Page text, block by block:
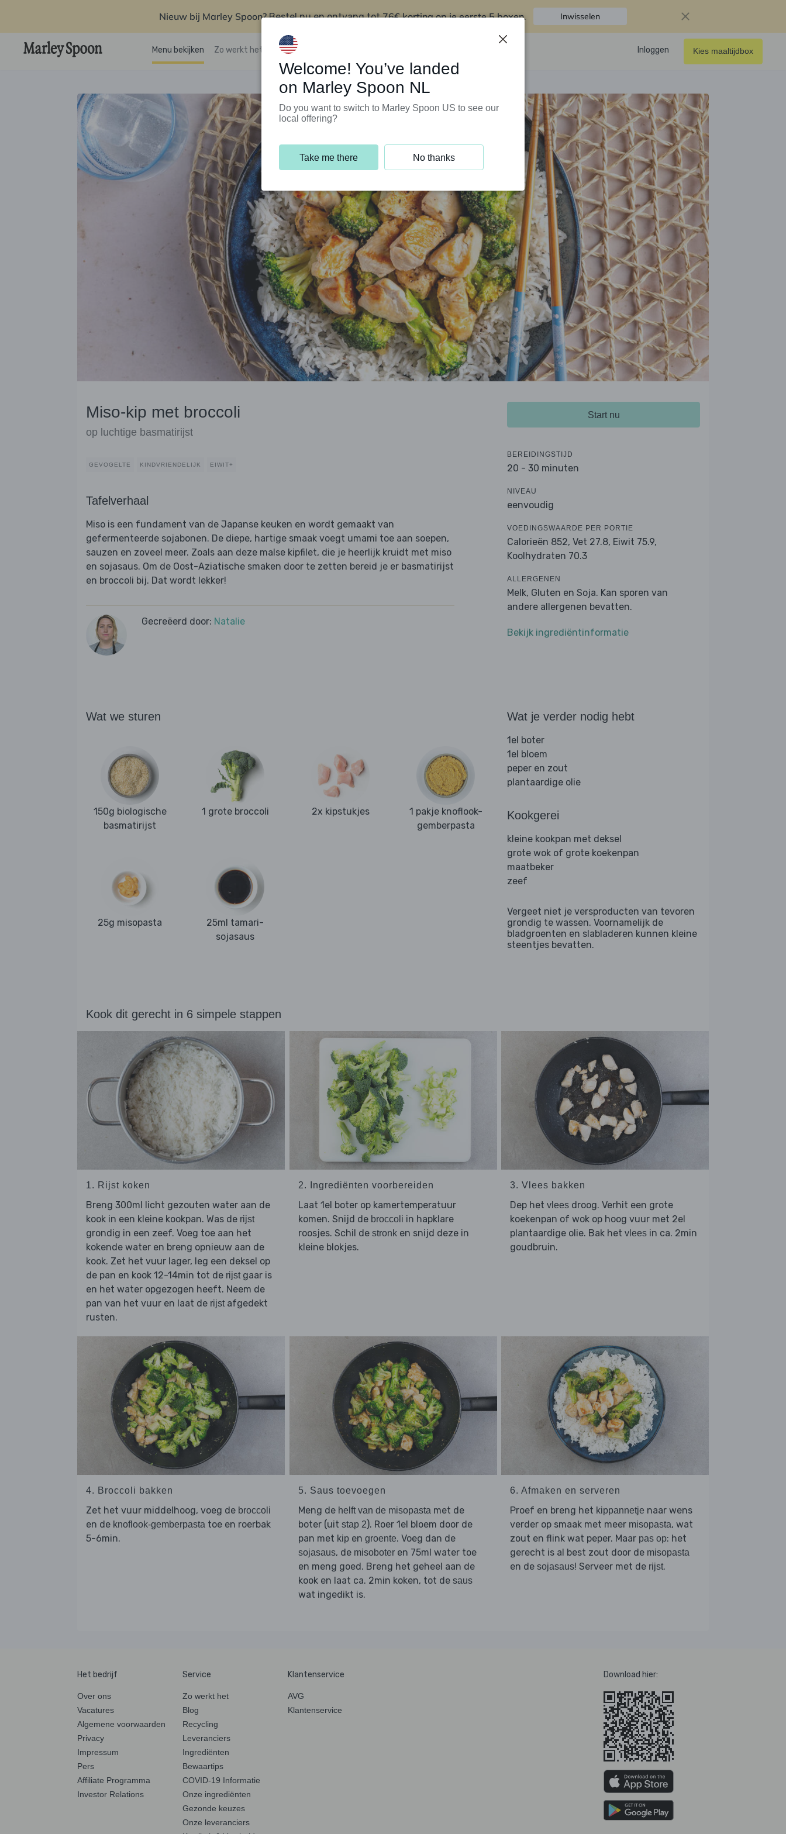
Nieuw bij Marley Spoon?Bestel nu en ontvang tot76€ korting op je eerste 5 boxen. Inwisselen
Menu bekijken Zo werkt het Klantenservice Inloggen Kies maaltijdbox
Miso-kip met broccoli
op luchtige basmatirijst
GEVOGELTE KINDVRIENDELIJK EIWIT+
Tafelverhaal
Miso is een fundament van de Japanse keuken en wordt gemaakt van
gefermenteerde sojabonen. De diepe, hartige smaak voegt umami toe aan soepen,
sauzen en zoveel meer. Zoals aan deze malse kipfilet, die je heerlijk kruidt met miso
en sojasaus. Om de Oost-Aziatische smaken door te zetten bereid je er basmatirijst
en broccoli bij. Dat wordt lekker!
Gecreëerd door: Natalie
Start nu
BEREIDINGSTIJD
20 - 30 minuten
NIVEAU
eenvoudig
VOEDINGSWAARDE PER PORTIE
Calorieën 852, Vet 27.8, Eiwit 75.9,
Koolhydraten 70.3
ALLERGENEN
Melk, Gluten en Soja. Kan sporen van
andere allergenen bevatten.
Bekijk ingrediëntinformatie
Wat we sturen
150g biologische
basmatirijst
1 grote broccoli 2x kipstukjes
1 pakje knoflook-
gemberpasta
25g misopasta
25ml tamari-
sojasaus
Wat je verder nodig hebt
1el boter
1el bloem
peper en zout
plantaardige olie
Kookgerei
kleine kookpan met deksel
grote wok of grote koekenpan
maatbeker
zeef
Vergeet niet je versproducten van tevoren
grondig te wassen. Voornamelijk de
bladgroenten en slabladeren kunnen kleine
steentjes bevatten.
Kook dit gerecht in 6 simpele stappen
1. Rijst koken
Breng 300ml licht gezouten water aan de
kook in een kleine kookpan. Was de rijst
grondig in een zeef. Voeg toe aan het
kokende water en breng opnieuw aan de
kook. Zet het vuur lager, leg een deksel op
de pan en kook 12-14min tot de rijstgaar is
en het water opgezogen heeft. Neem de
pan van het vuur en laat de rijstafgedekt
rusten.
2. Ingrediënten voorbereiden
Laat 1el boter op kamertemperatuur
komen. Snijd de broccoli in hapklare
roosjes. Schil de stronken snijd deze in
kleine blokjes.
3. Vlees bakken
Dep het vlees droog. Verhit een grote
koekenpan of wok op hoog vuur met 2el
plantaardige olie. Bak het vlees in ca. 2min
goudbruin.
4. Broccoli bakken
Zet het vuur middelhoog, voeg de broccoli
en de knoflook-gemberpasta toe en roerbak
5-6min.
5. Saus toevoegen
Meng de helft van de misopasta met de
boter (uit stap 2). Roer 1el bloem door de
pan met kipen groente. Voeg dan de
sojasaus, de misoboteren 75ml water toe
en meng goed. Breng het geheel aan de
kook en laat ca. 2min koken, tot de saus
wat ingedikt is.
6. Afmaken en serveren
Proef en breng het kippannetje naar wens
verder op smaak met meer misopasta, wat
zout en flink wat peper. Maar pas op: het
gerecht is al best zout door de misopasta
en de sojasaus! Serveer met de rijst.
Het bedrijf
Over ons
Vacatures
Algemene voorwaarden
Privacy
Impressum
Pers
Affiliate Programma
Investor Relations
Service
Zo werkt het
Blog
Recycling
Leveranciers
Ingrediënten
Bewaartips
COVID-19 Informatie
Onze ingrediënten
Gezonde keuzes
Onze leveranciers
Klantenservice
AVG
Klantenservice
Download hier:
Welcome! You’ve landed
on Marley Spoon NL
Do you want to switch to Marley Spoon US to see our
local offering?
Take me there No thanks